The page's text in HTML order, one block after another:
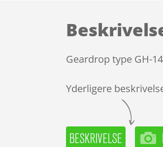
Geardrop type GH-
Yderligere